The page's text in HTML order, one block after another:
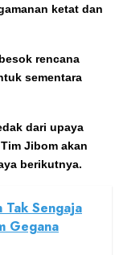
ketat dan
rencana
sementara
dari upaya
Jibom akan
berikutnya.
Tak Sengaja
Gegana